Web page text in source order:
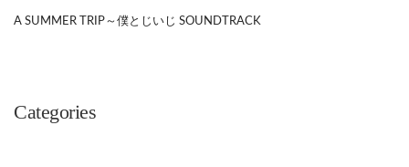
A SUMMER TRIP～僕とじいじ SOUNDTRACK
Categories